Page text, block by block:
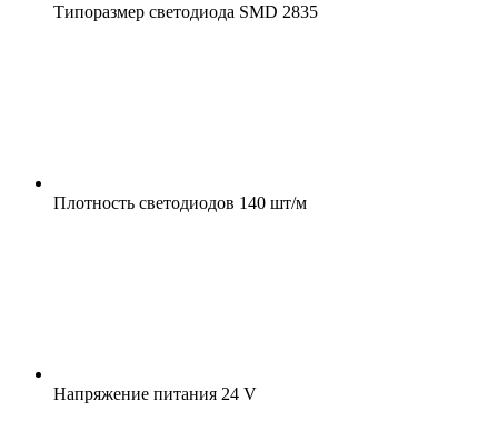
Типоразмер светодиода SMD 2835
Плотность светодиодов 140 шт/м
Напряжение питания 24 V